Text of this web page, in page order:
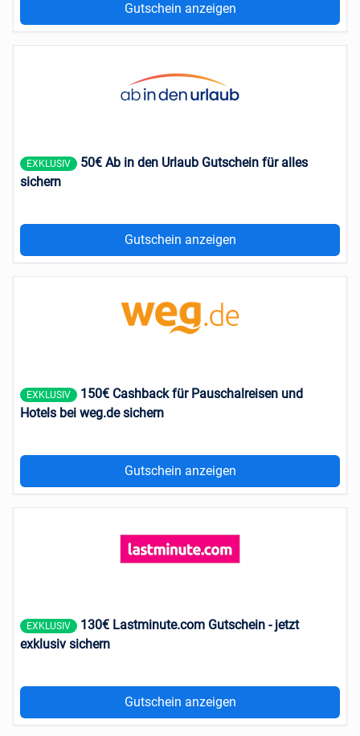
Gutschein anzeigen
EXKLUSIV
50€ Ab in den Urlaub Gutschein für alles
sichern
Gutschein anzeigen
EXKLUSIV
150€ Cashback für Pauschalreisen und
Hotels bei weg.de sichern
Gutschein anzeigen
EXKLUSIV
130€ Lastminute.com Gutschein - jetzt
exklusiv sichern
Gutschein anzeigen